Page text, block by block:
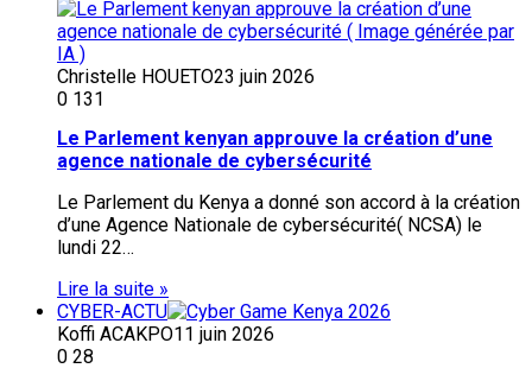
Christelle HOUETO23 juin 2026
0 131
Le Parlement kenyan approuve la création d’une
agence nationale de cybersécurité
Le Parlement du Kenya a donné son accord à la création
d’une Agence Nationale de cybersécurité( NCSA) le
lundi 22…
Lire la suite »
CYBER-ACTU
Koffi ACAKPO11 juin 2026
0 28